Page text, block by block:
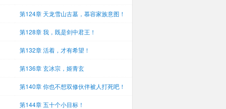
第124章 天龙雪山古墓，慕容家族意图！
第128章 我，既是剑中君王！
第132章 活着，才有希望！
第136章 玄冰宗，姬青玄
第140章 你也不想双修伙伴被人打死吧！
第144章 五十个小目标！